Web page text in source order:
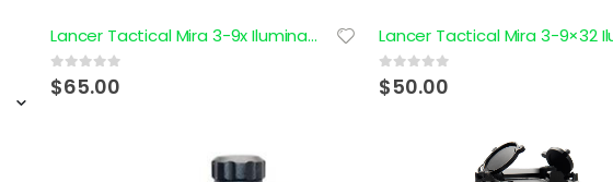
Lancer Tactical Mira 3-9x Iluminada para Rifle CA-406B
0out of 5
$65.00 0out of 5
$50.00